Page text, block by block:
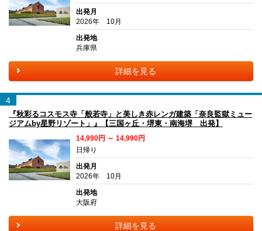
出発月
2026年 10月
出発地
兵庫県
詳細を見る
4
『秋彩るコスモス寺「般若寺」と美しき赤レンガ建築「奈良監獄ミュー
ジアムby星野リゾート」』【三国ヶ丘・堺東・南海堺 出発】
14,990円 ～ 14,990円
日帰り
出発月
2026年 10月
出発地
大阪府
詳細を見る